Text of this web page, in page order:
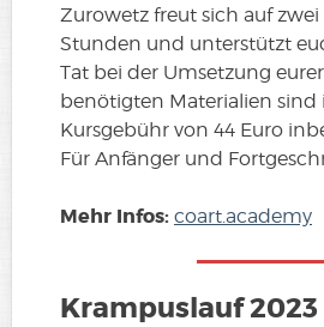
Zurowetz freut sich auf zwei
Stunden und unterstützt
Tat bei der Umsetzung
benötigten Materialien sind
Kursgebühr von 44 Euro
Für Anfänger und
Mehr Infos: coart.academy
Krampuslauf 2023